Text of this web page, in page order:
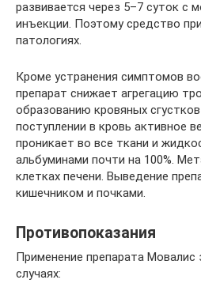
развивается через 5–7 суток с
инъекции. Поэтому средство
патологиях.
Кроме устранения симптомов
препарат снижает агрегацию
образованию кровяных
поступлении в кровь активное
проникает во все ткани и
альбуминами почти на 100%.
клетках печени. Выведение
кишечником и почками.
Противопоказания
Применение препарата
случаях: